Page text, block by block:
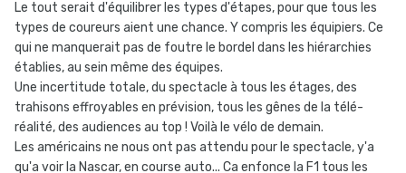
Le tout serait d'équilibrer les types d'étapes, pour que tous les
types de coureurs aient une chance. Y compris les équipiers. Ce
qui ne manquerait pas de foutre le bordel dans les hiérarchies
établies, au sein même des équipes.
Une incertitude totale, du spectacle à tous les étages, des
trahisons effroyables en prévision, tous les gênes de la télé-
réalité, des audiences au top ! Voilà le vélo de demain.
Les américains ne nous ont pas attendu pour le spectacle, y'a
qu'a voir la Nascar, en course auto... Ca enfonce la F1 tous les